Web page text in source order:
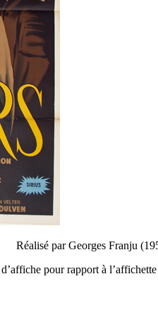
Réalisé par Georges Franju
pour rapport à